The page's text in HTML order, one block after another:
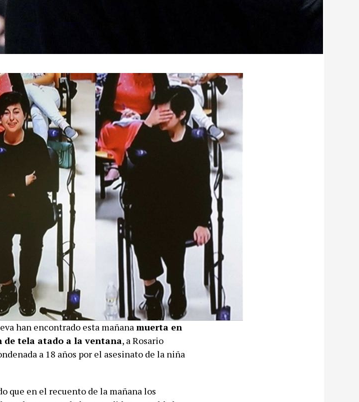
han encontrado esta mañanamuerta en
de tela atado a la ventana, a Rosario
a 18 años por el asesinato de la niña
que en el recuento de la mañana los